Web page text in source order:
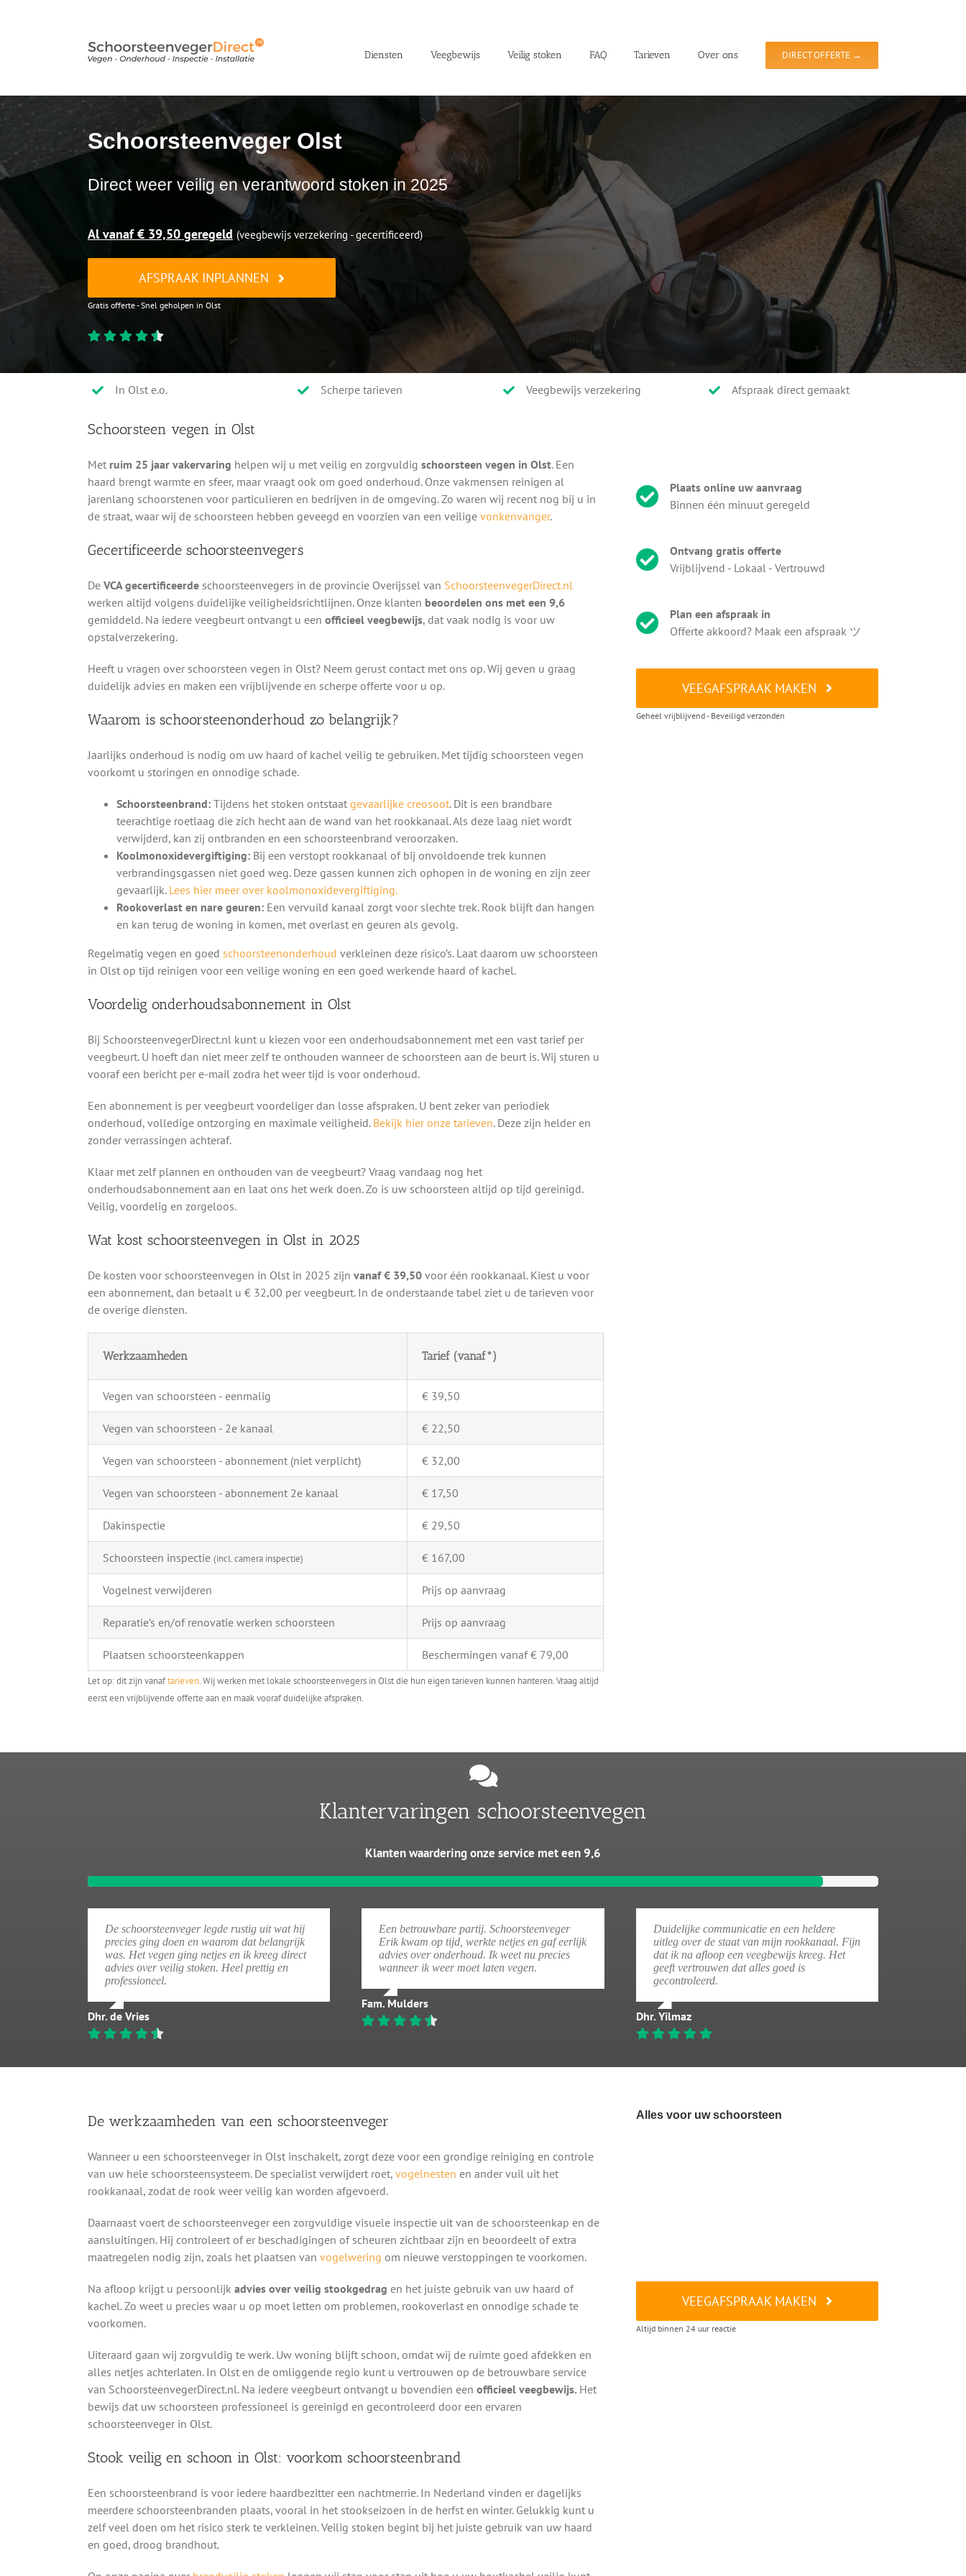
Diensten Veegbewijs Veilig stoken FAQ Tarieven Over ons DIRECT OFFERTE →
Schoorsteenveger Olst
Direct weer veilig en verantwoord stoken in 2025
Al vanaf € 39,50 geregeld (veegbewijs verzekering - gecertificeerd)
AFSPRAAK INPLANNEN
Gratis offerte - Snel geholpen in Olst
In Olst e.o. Scherpe tarieven Veegbewijs verzekering Afspraak direct gemaakt
Schoorsteen vegen in Olst
Met ruim 25 jaar vakervaring helpen wij u met veilig en zorgvuldig schoorsteen vegen in Olst. Een
haard brengt warmte en sfeer, maar vraagt ook om goed onderhoud. Onze vakmensen reinigen al
jarenlang schoorstenen voor particulieren en bedrijven in de omgeving. Zo waren wij recent nog bij u in
de straat, waar wij de schoorsteen hebben geveegd en voorzien van een veilige vonkenvanger.
Gecertificeerde schoorsteenvegers
De VCA gecertificeerdeschoorsteenvegers in de provincie Overijssel van SchoorsteenvegerDirect.nl
werken altijd volgens duidelijke veiligheidsrichtlijnen. Onze klanten beoordelen ons met een 9,6
gemiddeld. Na iedere veegbeurt ontvangt u een officieel veegbewijs, dat vaak nodig is voor uw
opstalverzekering.
Heeft u vragen over schoorsteen vegen in Olst? Neem gerust contact met ons op. Wij geven u graag
duidelijk advies en maken een vrijblijvende en scherpe offerte voor u op.
Waarom is schoorsteenonderhoud zo belangrijk?
Jaarlijks onderhoud is nodig om uw haard of kachel veilig te gebruiken. Met tijdig schoorsteen vegen
voorkomt u storingen en onnodige schade.
Schoorsteenbrand:Tijdens het stoken ontstaat gevaarlijke creosoot. Dit is een brandbare
teerachtige roetlaag die zich hecht aan de wand van het rookkanaal. Als deze laag niet wordt
verwijderd, kan zij ontbranden en een schoorsteenbrand veroorzaken.
Koolmonoxidevergiftiging:Bij een verstopt rookkanaal of bij onvoldoende trek kunnen
verbrandingsgassen niet goed weg. Deze gassen kunnen zich ophopen in de woning en zijn zeer
gevaarlijk. Lees hier meer over koolmonoxidevergiftiging.
Rookoverlast en nare geuren:Een vervuild kanaal zorgt voor slechte trek. Rook blijft dan hangen
en kan terug de woning in komen, met overlast en geuren als gevolg.
Regelmatig vegen en goed schoorsteenonderhoud verkleinen deze risico’s. Laat daarom uw schoorsteen
in Olst op tijd reinigen voor een veilige woning en een goed werkende haard of kachel.
Voordelig onderhoudsabonnement in Olst
Bij SchoorsteenvegerDirect.nl kunt u kiezen voor een onderhoudsabonnement met een vast tarief per
veegbeurt. U hoeft dan niet meer zelf te onthouden wanneer de schoorsteen aan de beurt is. Wij sturen u
vooraf een bericht per e-mail zodra het weer tijd is voor onderhoud.
Een abonnement is per veegbeurt voordeliger dan losse afspraken. U bent zeker van periodiek
onderhoud, volledige ontzorging en maximale veiligheid. Bekijk hier onze tarieven. Deze zijn helder en
zonder verrassingen achteraf.
Klaar met zelf plannen en onthouden van de veegbeurt? Vraag vandaag nog het
onderhoudsabonnement aan en laat ons het werk doen. Zo is uw schoorsteen altijd op tijd gereinigd.
Veilig, voordelig en zorgeloos.
Wat kost schoorsteenvegen in Olst in 2025
De kosten voor schoorsteenvegen in Olst in 2025 zijn vanaf € 39,50voor één rookkanaal. Kiest u voor
een abonnement, dan betaalt u € 32,00 per veegbeurt. In de onderstaande tabel ziet u de tarieven voor
de overige diensten.
Werkzaamheden Tarief (vanaf*)
Vegen van schoorsteen - eenmalig € 39,50
Vegen van schoorsteen - 2e kanaal € 22,50
Vegen van schoorsteen - abonnement (niet verplicht) € 32,00
Vegen van schoorsteen - abonnement 2e kanaal € 17,50
Dakinspectie € 29,50
Schoorsteen inspectie (incl. camera inspectie) € 167,00
Vogelnest verwijderen Prijs op aanvraag
Reparatie’s en/of renovatie werken schoorsteen Prijs op aanvraag
Plaatsen schoorsteenkappen Beschermingen vanaf € 79,00
Let op: dit zijn vanaftarieven. Wij werken met lokale schoorsteenvegers in Olst die hun eigen tarieven kunnen hanteren. Vraag altijd
eerst een vrijblijvende offerte aan en maak vooraf duidelijke afspraken.
Plaats online uw aanvraag
Binnen één minuut geregeld
Ontvang gratis offerte
Vrijblijvend - Lokaal - Vertrouwd
Plan een afspraak in
Offerte akkoord? Maak een afspraak ツ
VEEGAFSPRAAK MAKEN
Geheel vrijblijvend - Beveiligd verzonden
Klantervaringen schoorsteenvegen
Klanten waardering onze service met een 9,6
De schoorsteenveger legde rustig uit wat hij
precies ging doen en waarom dat belangrijk
was. Het vegen ging netjes en ik kreeg direct
advies over veilig stoken. Heel prettig en
professioneel.
Dhr. de Vries
Een betrouwbare partij. Schoorsteenveger
Erik kwam op tijd, werkte netjes en gaf eerlijk
advies over onderhoud. Ik weet nu precies
wanneer ik weer moet laten vegen.
Fam. Mulders
Duidelijke communicatie en een heldere
uitleg over de staat van mijn rookkanaal. Fijn
dat ik na afloop een veegbewijs kreeg. Het
geeft vertrouwen dat alles goed is
gecontroleerd.
Dhr. Yilmaz
De werkzaamheden van een schoorsteenveger
Wanneer u een schoorsteenveger in Olst inschakelt, zorgt deze voor een grondige reiniging en controle
van uw hele schoorsteensysteem. De specialist verwijdert roet, vogelnesten en ander vuil uit het
rookkanaal, zodat de rook weer veilig kan worden afgevoerd.
Daarnaast voert de schoorsteenveger een zorgvuldige visuele inspectie uit van de schoorsteenkap en de
aansluitingen. Hij controleert of er beschadigingen of scheuren zichtbaar zijn en beoordeelt of extra
maatregelen nodig zijn, zoals het plaatsen van vogelwering om nieuwe verstoppingen te voorkomen.
Na afloop krijgt u persoonlijk advies over veilig stookgedrag en het juiste gebruik van uw haard of
kachel. Zo weet u precies waar u op moet letten om problemen, rookoverlast en onnodige schade te
voorkomen.
Uiteraard gaan wij zorgvuldig te werk. Uw woning blijft schoon, omdat wij de ruimte goed afdekken en
alles netjes achterlaten. In Olst en de omliggende regio kunt u vertrouwen op de betrouwbare service
van SchoorsteenvegerDirect.nl. Na iedere veegbeurt ontvangt u bovendien een officieel veegbewijs. Het
bewijs dat uw schoorsteen professioneel is gereinigd en gecontroleerd door een ervaren
schoorsteenveger in Olst.
Stook veilig en schoon in Olst: voorkom schoorsteenbrand
Een schoorsteenbrand is voor iedere haardbezitter een nachtmerrie. In Nederland vinden er dagelijks
meerdere schoorsteenbranden plaats, vooral in het stookseizoen in de herfst en winter. Gelukkig kunt u
zelf veel doen om het risico sterk te verkleinen. Veilig stoken begint bij het juiste gebruik van uw haard
en goed, droog brandhout.
Alles voor uw schoorsteen
VEEGAFSPRAAK MAKEN
Altijd binnen 24 uur reactie